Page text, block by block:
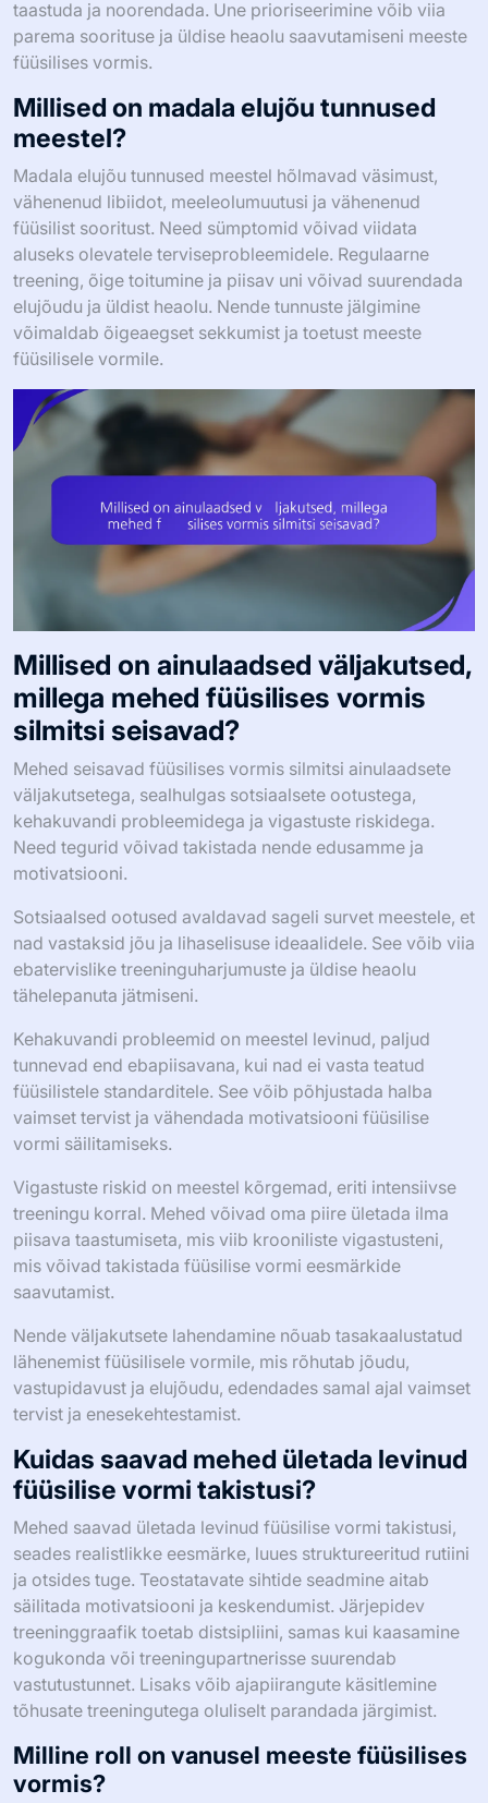
taastuda ja noorendada. Une prioriseerimine võib viia
parema soorituse ja üldise heaolu saavutamiseni meeste
füüsilises vormis.
Millised on madala elujõu tunnused
meestel?
Madala elujõu tunnused meestel hõlmavad väsimust,
vähenenud libiidot, meeleolumuutusi ja vähenenud
füüsilist sooritust. Need sümptomid võivad viidata
aluseks olevatele terviseprobleemidele. Regulaarne
treening, õige toitumine ja piisav uni võivad suurendada
elujõudu ja üldist heaolu. Nende tunnuste jälgimine
võimaldab õigeaegset sekkumist ja toetust meeste
füüsilisele vormile.
Millised on ainulaadsed väljakutsed,
millega mehed füüsilises vormis
silmitsi seisavad?
Mehed seisavad füüsilises vormis silmitsi ainulaadsete
väljakutsetega, sealhulgas sotsiaalsete ootustega,
kehakuvandi probleemidega ja vigastuste riskidega.
Need tegurid võivad takistada nende edusamme ja
motivatsiooni.
Sotsiaalsed ootused avaldavad sageli survet meestele, et
nad vastaksid jõu ja lihaselisuse ideaalidele. See võib viia
ebatervislike treeninguharjumuste ja üldise heaolu
tähelepanuta jätmiseni.
Kehakuvandi probleemid on meestel levinud, paljud
tunnevad end ebapiisavana, kui nad ei vasta teatud
füüsilistele standarditele. See võib põhjustada halba
vaimset tervist ja vähendada motivatsiooni füüsilise
vormi säilitamiseks.
Vigastuste riskid on meestel kõrgemad, eriti intensiivse
treeningu korral. Mehed võivad oma piire ületada ilma
piisava taastumiseta, mis viib krooniliste vigastusteni,
mis võivad takistada füüsilise vormi eesmärkide
saavutamist.
Nende väljakutsete lahendamine nõuab tasakaalustatud
lähenemist füüsilisele vormile, mis rõhutab jõudu,
vastupidavust ja elujõudu, edendades samal ajal vaimset
tervist ja enesekehtestamist.
Kuidas saavad mehed ületada levinud
füüsilise vormi takistusi?
Mehed saavad ületada levinud füüsilise vormi takistusi,
seades realistlikke eesmärke, luues struktureeritud rutiini
ja otsides tuge. Teostatavate sihtide seadmine aitab
säilitada motivatsiooni ja keskendumist. Järjepidev
treeninggraafik toetab distsipliini, samas kui kaasamine
kogukonda või treeningupartnerisse suurendab
vastutustunnet. Lisaks võib ajapiirangute käsitlemine
tõhusate treeningutega oluliselt parandada järgimist.
Milline roll on vanusel meeste füüsilises
vormis?